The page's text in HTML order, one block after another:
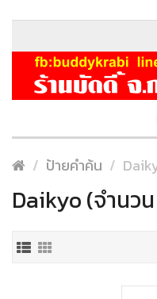
ป้ายคำค้น
Daikyo (จำนวน